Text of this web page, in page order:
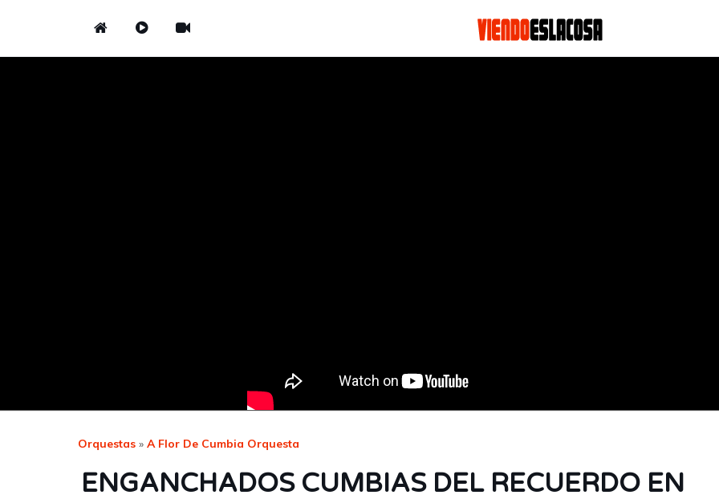
Orquestas » A Flor De Cumbia Orquesta
ENGANCHADOS CUMBIAS DEL RECUERDO EN